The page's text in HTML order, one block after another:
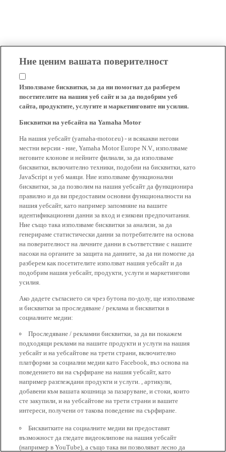
Ние ценим вашата поверителност
Използваме бисквитки, за да ни помогнат да разберем
посетителите на нашия уеб сайт и за да подобрим уеб
сайта, продуктите, услугите и маркетинговите ни усилия.
Бисквитки на уебсайта на Yamaha Motor
На нашия уебсайт (yamaha-motor.eu) - и всякакви негови
местни версии - ние, Yamaha Motor Europe N.V., използваме
неговите клонове и нейните филиали, за да използваме
бисквитки, включително техники, подобни на бисквитки, като
JavaScript и уеб маяци. Ние използваме функционални
бисквитки, за да позволим на нашия уебсайт да функционира
правилно и да ви предоставим основни функционалности на
нашия уебсайт, като например запомняне на вашите
идентификационни данни за вход и езикови предпочитания.
Ние също така използваме бисквитки за анализи, за да
генерираме статистически данни за потребителите на основа
на поверителност на личните данни в съответствие с нашите
насоки на органите за защита на данните, за да ни помогне да
разберем как посетителите използват нашия уебсайт и да
подобрим нашия уебсайт, продукти, услуги и маркетингови
усилия.
Ако дадете съгласието си чрез бутона по-долу, ще използваме
и бисквитки за проследяване / реклама и бисквитки в
социалните медии:
Проследяване / рекламни бисквитки, за да ви покажем
подходящи реклами на нашите продукти и услуги на нашия
уебсайт и на уебсайтове на трети страни, включително
платформи за социални медии като Facebook, въз основа на
поведението ви на сърфиране на нашия уебсайт, като
например разглеждани продукти и услуги. , артикули,
добавени към вашата кошница за пазаруване, и стоки, които
сте закупили, и на уебсайтове на трети страни и вашите
интереси, получени от такова поведение на сърфиране.
Бисквитките на социалните медии ви предоставят
възможност да гледате видеоклипове на нашия уебсайт
(например в YouTube), а също така ви позволяват лесно да